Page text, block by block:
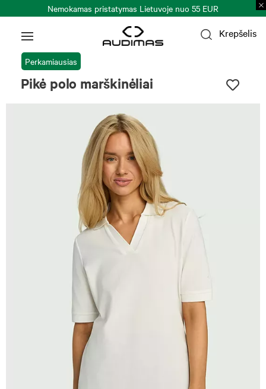
Nemokamas pristatymas Lietuvoje nuo 55 EUR
Krepšelis
Perkamiausias
Pikė polo marškinėliai